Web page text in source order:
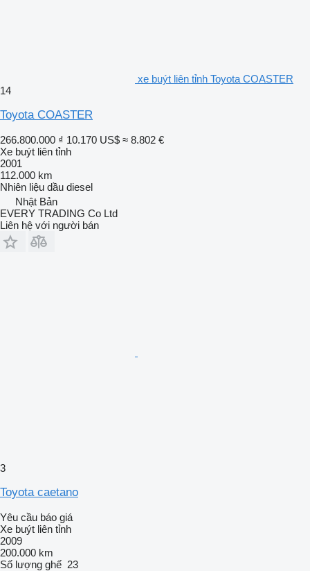
xe buýt liên tỉnh Toyota COASTER
14
Toyota COASTER
266.800.000 ₫ 10.170 US$ ≈ 8.802 €
Xe buýt liên tỉnh
2001
112.000 km
Nhiên liệu dầu diesel
Nhật Bản
EVERY TRADING Co Ltd
Liên hệ với người bán
3
Toyota caetano
Yêu cầu báo giá
Xe buýt liên tỉnh
2009
200.000 km
Số lượng ghế 23